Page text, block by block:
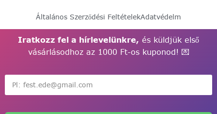
Általános Szerződési FeltételekAdatvédelm
Iratkozz fel a hírlevelünkre, és küldjük első
vásárlásodhoz az 1000 Ft-os kuponod! 💌